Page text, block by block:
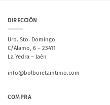
DIRECCIÓN
Urb. Sto. Domingo
C/Álamo, 6 – 23411
La Yedra – Jaén
info@bolboretaintimo.com
COMPRA